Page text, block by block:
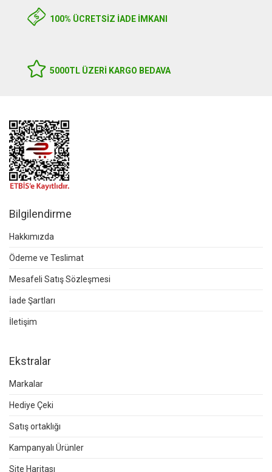
100% ÜCRETSİZ İADE İMKANI
5000TL ÜZERI KARGO BEDAVA
Bilgilendirme
Hakkımızda
Ödeme ve Teslimat
Mesafeli Satış Sözleşmesi
İade Şartları
İletişim
Ekstralar
Markalar
Hediye Çeki
Satış ortaklığı
Kampanyalı Ürünler
Site Haritası